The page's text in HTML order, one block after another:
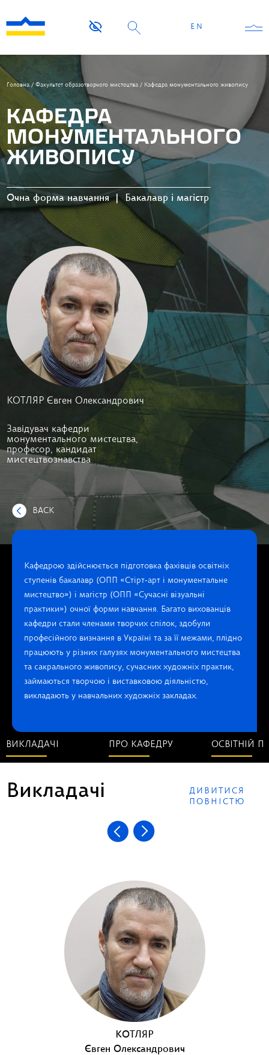
EN
Головна / Факультет образотворчого мистецтва / Кафедра монументального живопису
КАФЕДРА
МОНУМЕНТАЛЬНОГО
ЖИВОПИСУ
Очна форма навчання | Бакалавр і магістр
КОТЛЯР Євген Олександрович
Завідувач кафедри
монументального мистецтва,
професор, кандидат
мистецтвознавства
BACK
Кафедрою здійснюється підготовка фахівців освітніх
ступенів бакалавр (ОПП «Стірт-арт і монументальне
мистецтво») і магістр (ОПП «Сучасні візуальні
практики») очної форми навчання. Багато вихованців
кафедри стали членами творчих спілок, здобули
професійного визнання в Україні та за її межами, плідно
працюють у різних галузях монументального мистецтва
та сакрального живопису, сучасних художніх практик,
займаються творчою і виставковою діяльністю,
викладають у навчальних художніх закладах.
ВИКЛАДАЧІ ПРО КАФЕДРУ ОСВІТНІЙ
Викладачі
ДИВИТИСЯ
ПОВНІСТЮ
КОТЛЯР
Євген Олександрович